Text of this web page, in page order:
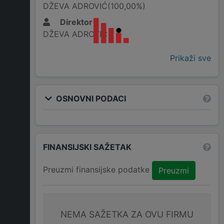
DŽEVA ADROVIĆ(100,00%)
Direktor
DŽEVA ADROVIĆ
Prikaži sve
OSNOVNI PODACI
FINANSIJSKI SAŽETAK
Preuzmi finansijske podatke Preuzmi
NEMA SAŽETKA ZA OVU FIRMU